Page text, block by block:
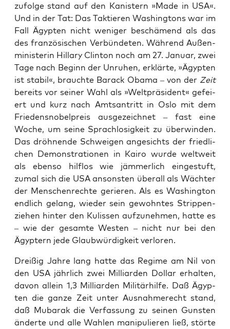
zufol­ge stand auf den Kanis­tern »Made in USA«.
Und in der Tat: Das Tak­tie­ren Washing­tons war im
Fall Ägyp­ten nicht weni­ger beschä­mend als das
des fran­zö­si­schen Ver­bün­de­ten. Wäh­rend Außen­
mi­nis­te­rin Hil­la­ry Clin­ton noch am 27. Janu­ar, zwei
Tage nach Beginn der Unru­hen, erklär­te, »Ägyp­ten
ist sta­bil«, brauch­te Barack Oba­ma – von der Zeit
bereits vor sei­ner Wahl als »Welt­prä­si­dent« gefei­
ert und kurz nach Amts­an­tritt in Oslo mit dem
Frie­dens­no­bel­preis aus­ge­zeich­net – fast eine
Woche, um sei­ne Sprach­lo­sig­keit zu über­win­den.
Das dröh­nen­de Schwei­gen ange­sichts der fried­li­
chen Demons­tra­tio­nen in Kai­ro wur­de welt­weit
als eben­so hilf­los wie jäm­mer­lich ein­ge­stuft,
zumal sich die USA ansons­ten über­all als Wäch­ter
der Men­schen­rech­te gerie­ren. Als es Washing­ton
end­lich gelang, wie­der sein gewohn­tes Strip­pen­
zie­hen hin­ter den Kulis­sen auf­zu­neh­men, hat­te es
– wie der gesam­te Wes­ten – nicht nur bei den
Ägyp­tern jede Glaub­wür­dig­keit verloren.
Drei­ßig Jah­re lang hat­te das Regime am Nil von
den USA jähr­lich zwei Mil­li­ar­den Dol­lar erhal­ten,
davon allein 1,3 Mil­li­ar­den Mili­tär­hil­fe. Daß Ägyp­
ten die gan­ze Zeit unter Aus­nah­me­recht stand,
daß Muba­rak die Ver­fas­sung zu sei­nen Guns­ten
änder­te und alle Wah­len mani­pu­lie­ren ließ, stör­te